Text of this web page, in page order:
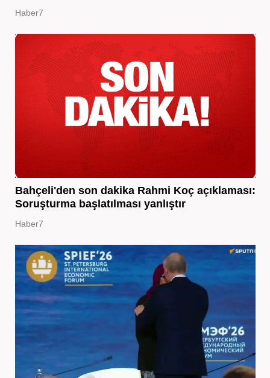
Haber7
Bahçeli'den son dakika Rahmi Koç açıklaması:
Soruşturma başlatılması yanlıştır
Haber7